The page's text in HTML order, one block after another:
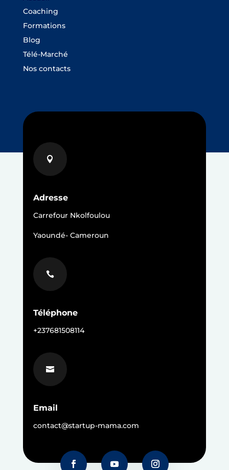
Coaching
Formations
Blog
Télé-Marché
Nos contacts

Adresse
Carrefour Nkolfoulou
Yaoundé- Cameroun

Téléphone
+237681508114

Email
contact@startup-mama.com